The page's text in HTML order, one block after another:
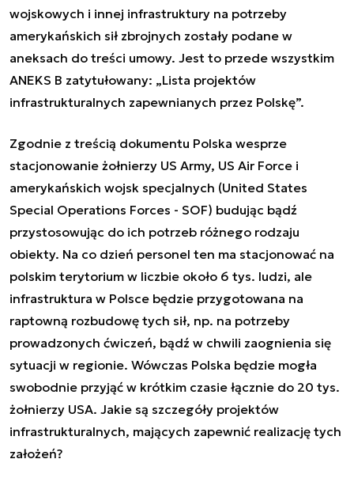
wojskowych i innej infrastruktury na potrzeby
amerykańskich sił zbrojnych zostały podane w
aneksach do treści umowy. Jest to przede wszystkim
ANEKS B zatytułowany: „Lista projektów
infrastrukturalnych zapewnianych przez Polskę”.
Zgodnie z treścią dokumentu Polska wesprze
stacjonowanie żołnierzy US Army, US Air Force i
amerykańskich wojsk specjalnych (United States
Special Operations Forces - SOF) budując bądź
przystosowując do ich potrzeb różnego rodzaju
obiekty. Na co dzień personel ten ma stacjonować na
polskim terytorium w liczbie około 6 tys. ludzi, ale
infrastruktura w Polsce będzie przygotowana na
raptowną rozbudowę tych sił, np. na potrzeby
prowadzonych ćwiczeń, bądź w chwili zaognienia się
sytuacji w regionie. Wówczas Polska będzie mogła
swobodnie przyjąć w krótkim czasie łącznie do 20 tys.
żołnierzy USA. Jakie są szczegóły projektów
infrastrukturalnych, mających zapewnić realizację tych
założeń?